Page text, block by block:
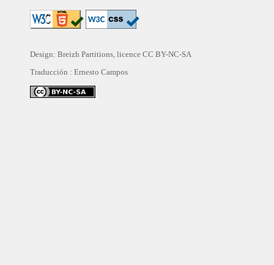
Design: Breizh Partitions, licence CC BY-NC-SA
Traducción : Ernesto Campos